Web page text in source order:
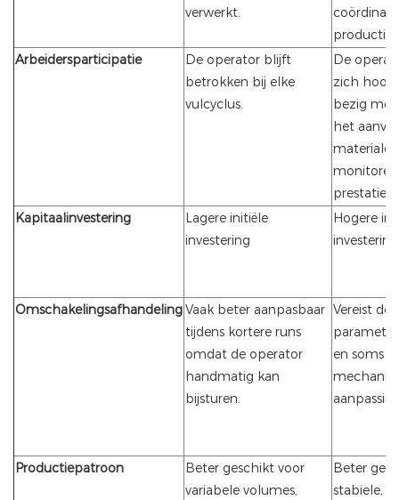
verwerkt.
Arbeidersparticipatie
De operator blijft
betrokken bij elke
vulcyclus.
De
zich
bezig
het
prestaties.
Kapitaalinvestering
Lagere initiële
investering
Hogere
investering
OmschakelingsafhandelingVaak beter aanpasbaar
tijdens kortere runs
omdat de operator
handmatig kan
bijsturen.
Vereist
en soms
Productiepatroon
Beter geschikt voor
variabele volumes,
Beter
stabiele,